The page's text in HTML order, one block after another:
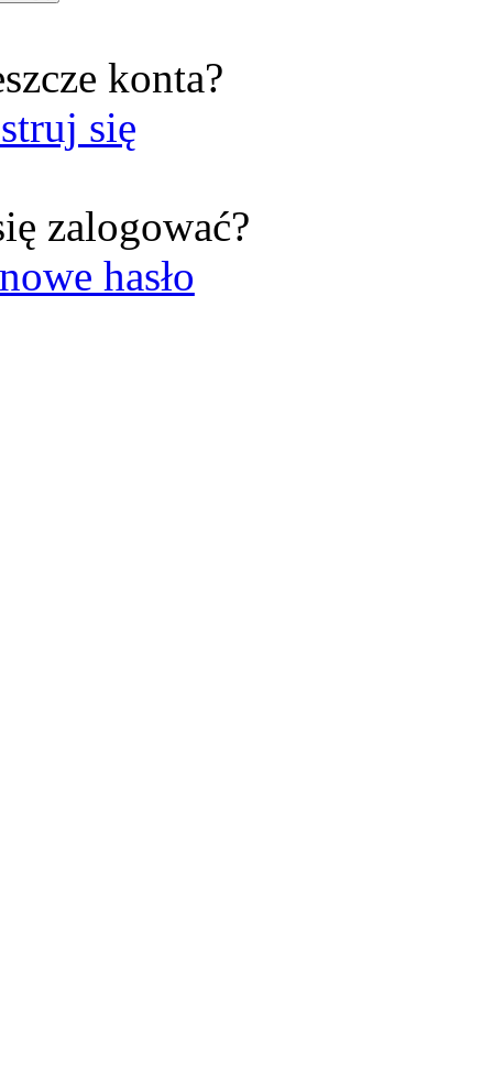
konta?
się
zalogować?
hasło